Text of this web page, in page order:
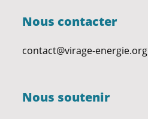
Nous contacter
contact@virage-energie.org
Nous soutenir